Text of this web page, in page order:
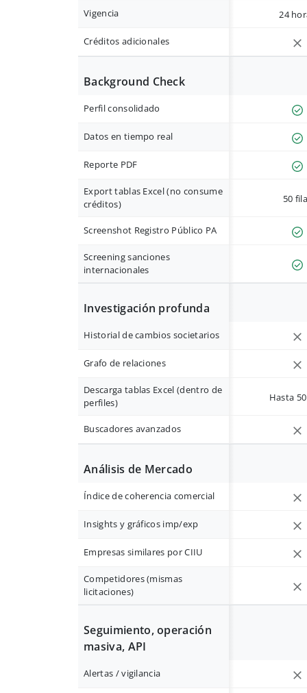
Vigencia 24
Créditos adicionales
Background Check
Perfil consolidado
Datos en tiempo real
Reporte PDF
Export tablas Excel (no consume
créditos)
50
Screenshot Registro Público PA
Screening sanciones
internacionales
Investigación profunda
Historial de cambios societarios
Grafo de relaciones
Descarga tablas Excel (dentro de
perfiles)
Hasta
Buscadores avanzados
Análisis de Mercado
Índice de coherencia comercial
Insights y gráficos imp/exp
Empresas similares por CIIU
Competidores (mismas
licitaciones)
Seguimiento, operación
masiva, API
Alertas / vigilancia